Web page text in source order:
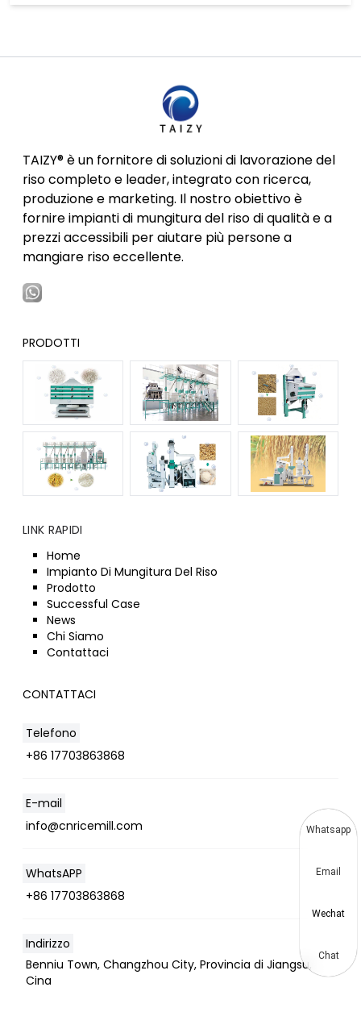
TAIZY® è un fornitore di soluzioni di lavorazione del
riso completo e leader, integrato con ricerca,
produzione e marketing. Il nostro obiettivo è
fornire impianti di mungitura del riso di qualità e a
prezzi accessibili per aiutare più persone a
mangiare riso eccellente.
PRODOTTI
LINK RAPIDI
Home
Impianto Di Mungitura Del Riso
Prodotto
Successful Case
News
Chi Siamo
Contattaci
CONTATTACI
Telefono
+86 17703863868
E-mail
info@cnricemill.com
WhatsAPP
+86 17703863868
Indirizzo
Benniu Town, Changzhou City, Provincia di Jiangsu,
Cina
Whatsapp
Email
Wechat
Chat